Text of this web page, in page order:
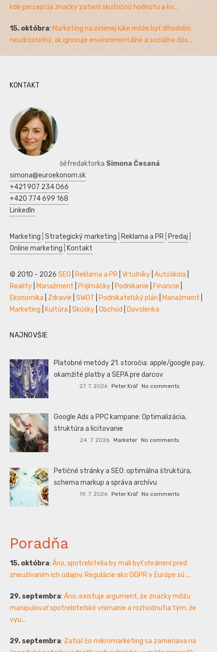
kde percepcia značky zatieni skutočnú hodnotu a kv...
15. októbra: Marketing na zelenej lúke môže byť dlhodobo
neudržateľný, ak ignoruje environmentálne a sociálne dôs...
KONTAKT
šéfredaktorka Simona Česaná
simona@euroekonom.sk
+421 907 234 066
+420 774 699 168
LinkedIn
Marketing Strategický marketing Reklama a PR Predaj
Online marketing
Kontakt
© 2010 - 2026 SEO Reklama a PR Vrtuľníky Autoškola
Reality
Manažment Prijímáčky Podnikanie Financie
Ekonomika
Zdravie SWOT Podnikateľský plán Manažment
Marketing
Kultúra Skúšky Obchod Dovolenka
NAJNOVŠIE
Platobné metódy 21. storočia: apple/google pay,
okamžité platby a SEPA pre darcov
27. 7. 2026 Peter Kráľ No comments
Google Ads a PPC kampane: Optimalizácia,
štruktúra a licitovanie
24. 7. 2026 Marketer No comments
Petičné stránky a SEO: optimálna štruktúra,
schema markup a správa archívu
19. 7. 2026 Peter Kráľ No comments
Poradňa
15. októbra: Áno, spotrebitelia by mali byť chránení pred
zneužívaním ich údajov. Regulácie ako GDPR v Európe sú ...
29. septembra: Áno, existuje argument, že značky môžu
manipulovať spotrebiteľské vnímanie a rozhodnutia tým, že
vyu...
29. septembra: Zatiaľ čo mikromarketing sa zameriava na